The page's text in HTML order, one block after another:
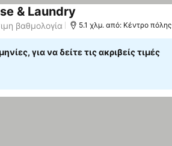
& Laundry
βαθμολογία 5.1 χλμ. από: Κέντρο πόλης
για να δείτε τις ακριβείς τιμές